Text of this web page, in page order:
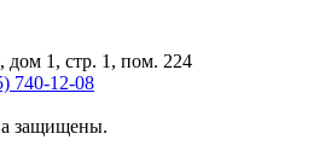
дом 1, стр. 1, пом. 224
740-12-08
защищены.